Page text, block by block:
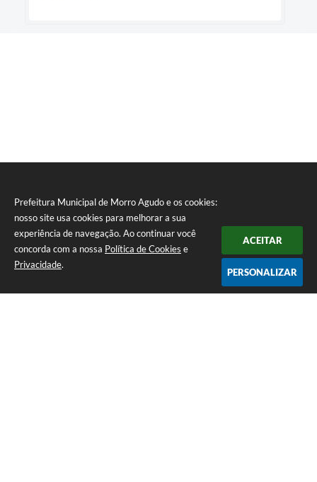
Prefeitura Municipal de Morro Agudo e os cookies:
nosso site usa cookies para melhorar a sua
experiência de navegação. Ao continuar você
concorda com a nossa Política de Cookies e
Privacidade.
ACEITAR
PERSONALIZAR